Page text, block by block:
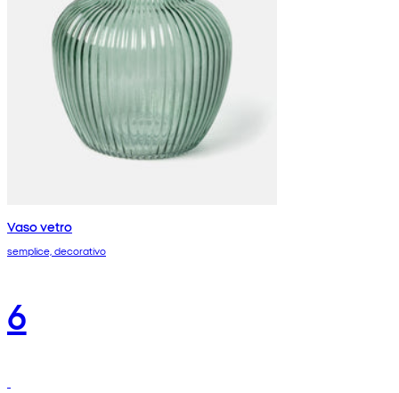
Vaso vetro
semplice, decorativo
6